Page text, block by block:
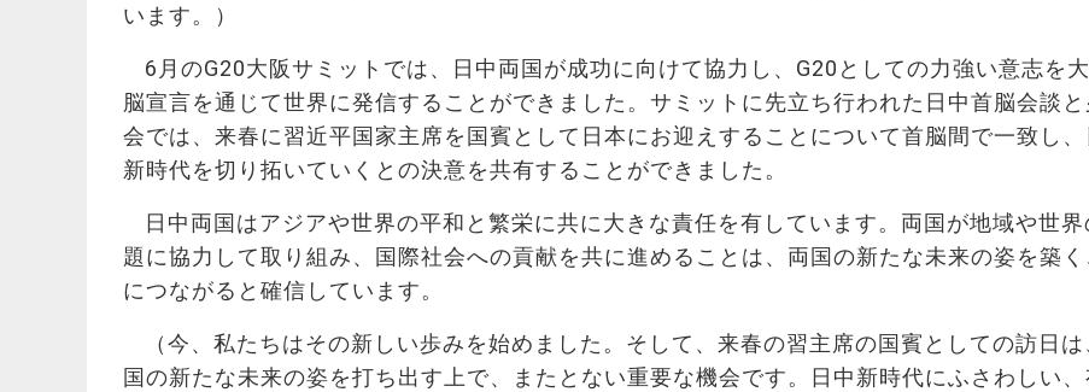
います。）
6月のG20大阪サミットでは、日中両国が成功に向けて協力し、G20としての力強い意志を
脳宣言を通じて世界に発信することができました。サミットに先立ち行われた日中首脳会談と
会では、来春に習近平国家主席を国賓として日本にお迎えすることについて首脳間で一致し、
新時代を切り拓いていくとの決意を共有することができました。
日中両国はアジアや世界の平和と繁栄に共に大きな責任を有しています。両国が地域や世界
題に協力して取り組み、国際社会への貢献を共に進めることは、両国の新たな未来の姿を築く
につながると確信しています。
（今、私たちはその新しい歩みを始めました。そして、来春の習主席の国賓としての訪日は
国の新たな未来の姿を打ち出す上で、またとない重要な機会です。日中新時代にふさわしい